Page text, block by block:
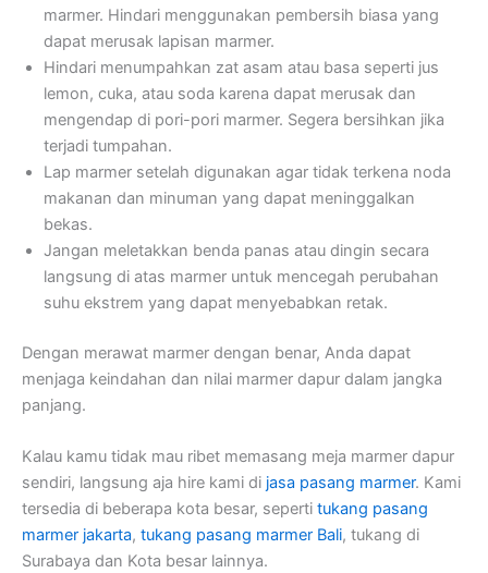
marmer. Hindari menggunakan pembersih biasa yang
dapat merusak lapisan marmer.
Hindari menumpahkan zat asam atau basa seperti jus
lemon, cuka, atau soda karena dapat merusak dan
mengendap di pori-pori marmer. Segera bersihkan jika
terjadi tumpahan.
Lap marmer setelah digunakan agar tidak terkena noda
makanan dan minuman yang dapat meninggalkan
bekas.
Jangan meletakkan benda panas atau dingin secara
langsung di atas marmer untuk mencegah perubahan
suhu ekstrem yang dapat menyebabkan retak.
Dengan merawat marmer dengan benar, Anda dapat
menjaga keindahan dan nilai marmer dapur dalam jangka
panjang.
Kalau kamu tidak mau ribet memasang meja marmer dapur
sendiri, langsung aja hire kami di jasa pasang marmer. Kami
tersedia di beberapa kota besar, seperti tukang pasang
marmer jakarta, tukang pasang marmer Bali, tukang di
Surabaya dan Kota besar lainnya.